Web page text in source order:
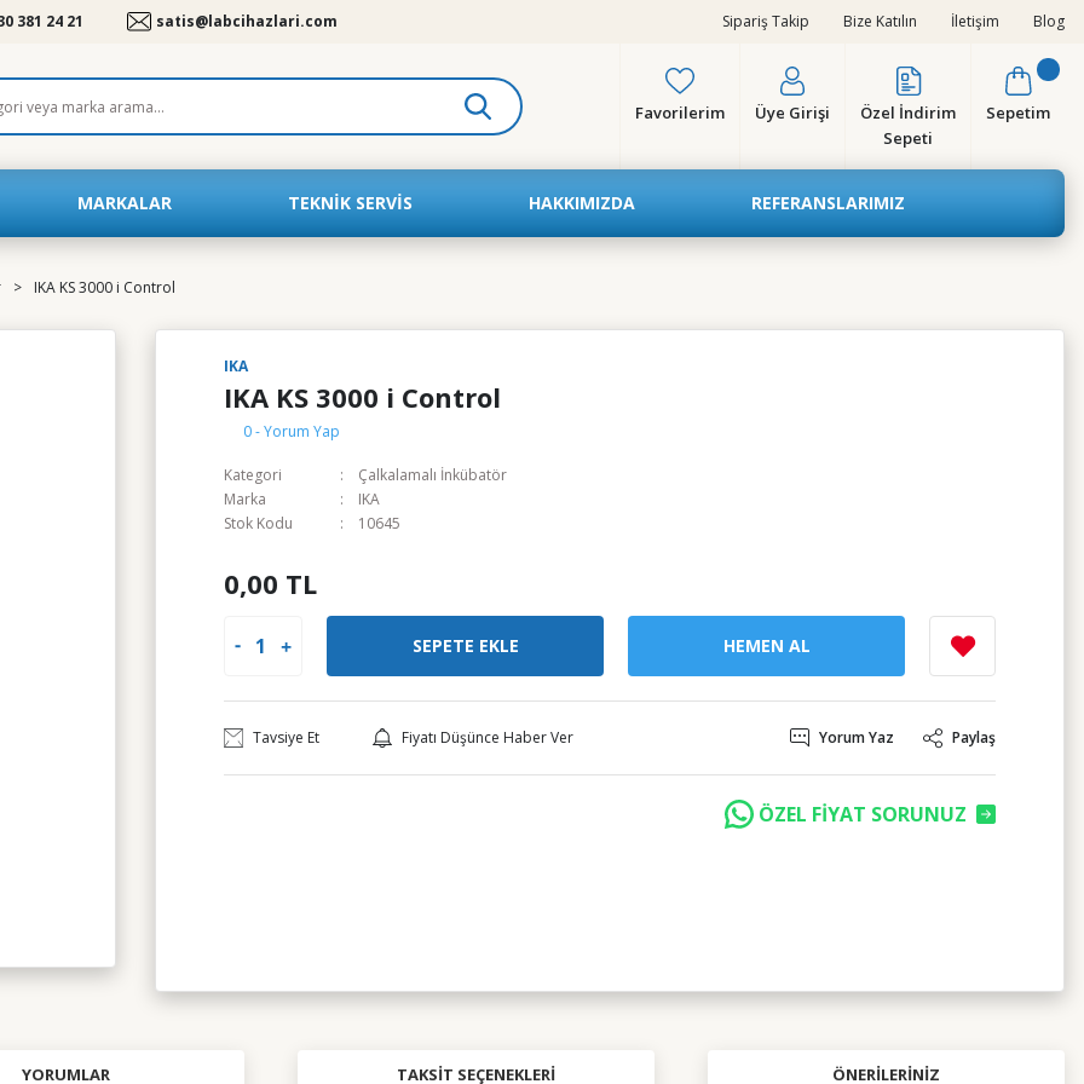
381 24 21 satis@labcihazlari.com Sipariş Takip Bize Katılın İletişim Blog
Favorilerim Üye Girişi
Özel İndirim
Sepeti
Sepetim
MARKALAR TEKNIK SERVIS HAKKIMIZDA REFERANSLARIMIZ
IKA KS 3000 i Control
IKA
IKA KS 3000 i Control
0 - Yorum Yap
Kategori
Çalkalamalı İnkübatör
Marka
IKA
Stok Kodu
10645
0,00 TL
SEPETE EKLE HEMEN AL
Tavsiye Et Fiyatı Düşünce Haber Ver Yorum Yaz Paylaş
ÖZEL FİYAT SORUNUZ
YORUMLAR TAKSIT SEÇENEKLERI ÖNERILERINIZ